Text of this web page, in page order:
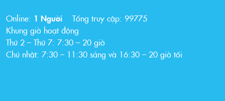
Online: 1 Người Tổng truy cập: 99775
Khung giờ hoạt động
Thứ 2 – Thứ 7: 7:30 – 20 giờ
Chủ nhật: 7:30 – 11:30 sáng và 16:30 – 20 giờ tối